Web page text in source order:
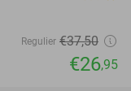
Regulier €37,50
€26,95